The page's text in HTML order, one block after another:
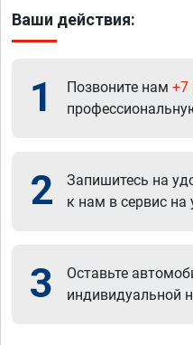
Ваши действия:
1 Позвоните нам +7
2
Запишитесь на
к нам в сервис на
3
Оставьте
индивидуальной